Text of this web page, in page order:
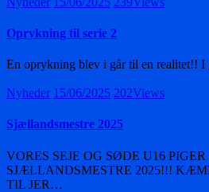
Oprykning til serie 2
En oprykning blev i går til en realitet!!
Nyheder 15/06/2025 202Views
Sjællandsmestre 2025
VORES SEJE OG SØDE U16 PIGER
SJÆLLANDSMESTRE 2025!!!
TIL JER…